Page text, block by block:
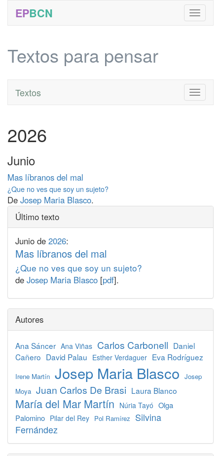
EPBCN
Textos para pensar
Toggle
Textos
2026
Junio
Mas líbranos del mal
¿Que no ves que soy un sujeto?
De Josep Maria Blasco.
Último texto
Junio de 2026:
Mas líbranos del mal
¿Que no ves que soy un sujeto?
de Josep Maria Blasco [pdf].
Autores
Ana Sáncer Ana Viñas Carlos Carbonell Daniel
Cañero David Palau Esther Verdaguer Eva Rodríguez
Irene Martín Josep Maria Blasco Josep
Moya Juan Carlos De Brasi Laura Blanco
María del Mar Martín Núria Tayó Olga
Palomino Pilar del Rey Pol Ramírez
Silvina
Fernández